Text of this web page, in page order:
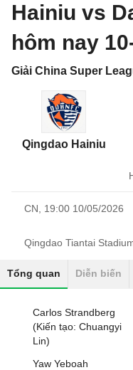
Hainiu vs
hôm nay
Giải China Super
Qingdao Hainiu
CN, 19:00 10/05/2026
Qingdao Tiantai
Tổng quan Diễn biến
Carlos Strandberg
(Kiến tạo: Chuangyi
Lin)
Yaw Yeboah